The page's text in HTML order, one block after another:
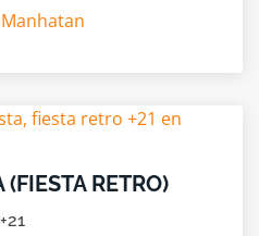
(FIESTA RETRO)
+21